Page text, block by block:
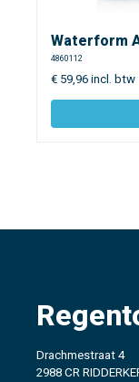
Waterform
4860112
€ 59,96 incl. btw
Drachmestraat 4
2988 CR